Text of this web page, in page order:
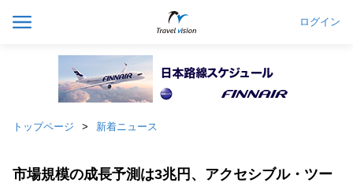
ログイン
トップページ 新着ニュース
市場規模の成長予測は3兆円、アクセシブル・ツー